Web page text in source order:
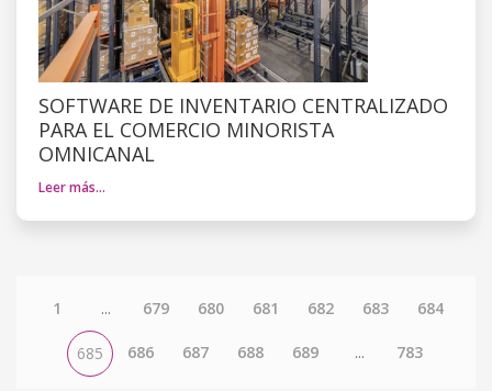
SOFTWARE DE INVENTARIO CENTRALIZADO
PARA EL COMERCIO MINORISTA
OMNICANAL
Leer más…
1 ... 679 680 681 682 683 684
685 686 687 688 689 ... 783